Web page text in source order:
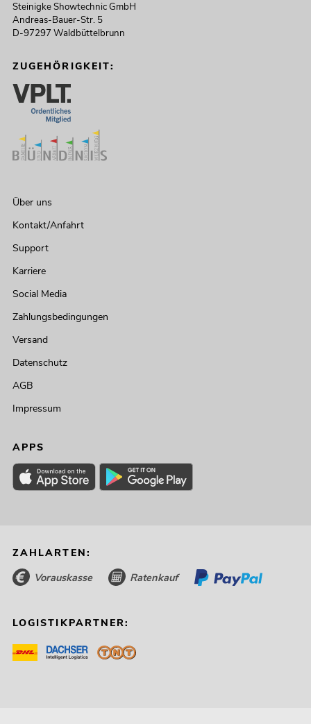
Steinigke Showtechnic GmbH
Andreas-Bauer-Str. 5
D-97297 Waldbüttelbrunn
ZUGEHÖRIGKEIT:
Über uns
Kontakt/Anfahrt
Support
Karriere
Social Media
Zahlungsbedingungen
Versand
Datenschutz
AGB
Impressum
APPS
ZAHLARTEN:
Vorauskasse Ratenkauf
LOGISTIKPARTNER: